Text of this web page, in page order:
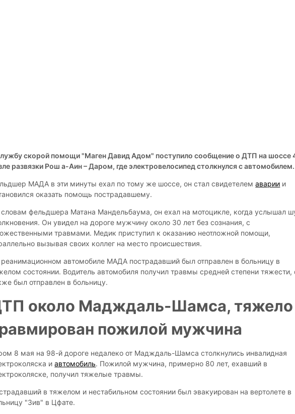
скорой помощи "Маген Давид Адом" поступило сообщение о ДТП на шоссе
развязки Рош а-Аин – Даром, где электровелосипед столкнулся с автомобилем.
МАДА в эти минуты ехал по тому же шоссе, он стал свидетелемаварии и
оказать помощь пострадавшему.
фельдшера Матана Мандельбаума, он ехал на мотоцикле, когда услышал
Он увидел на дороге мужчину около 30 лет без сознания, с
травмами. Медик приступил к оказанию неотложной помощи,
вызывая своих коллег на место происшествия.
автомобиле МАДА пострадавший был отправлен в больницу в
состоянии. Водитель автомобиля получил травмы средней степени тяжести,
был отправлен в больницу.
около Мадждаль-Шамса, тяжело
пожилой мужчина
8 мая на 98-й дороге недалеко от Мадждаль-Шамса столкнулись инвалидная
иавтомобиль. Пожилой мужчина, примерно 80 лет, ехавший в
получил тяжелые травмы.
в тяжелом и нестабильном состоянии был эвакуирован на вертолете в
"Зив" в Цфате.